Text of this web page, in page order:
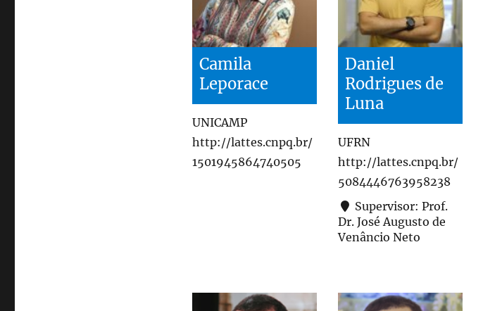
Camila
Leporace
UNICAMP
http://lattes.cnpq.br/
1501945864740505
Daniel
Rodrigues de
Luna
UFRN
http://lattes.cnpq.br/
5084446763958238
Supervisor: Prof.
Dr. José Augusto de
Venâncio Neto